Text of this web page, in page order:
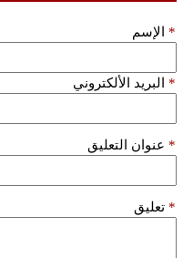
الإسم *
البريد الألكتروني *
عنوان التعليق *
تعليق *